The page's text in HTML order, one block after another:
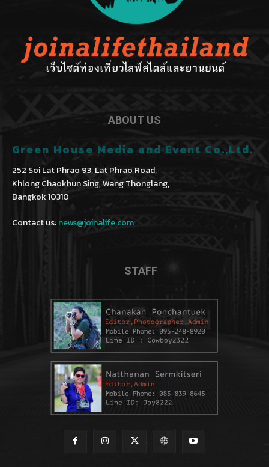
ABOUT US
Green House Media and Event Co.,Ltd.
252 Soi Lat Phrao 93, Lat Phrao Road,
Khlong Chaokhun Sing, Wang Thonglang,
Bangkok 10310
Contact us:news@joinalife.com
STAFF